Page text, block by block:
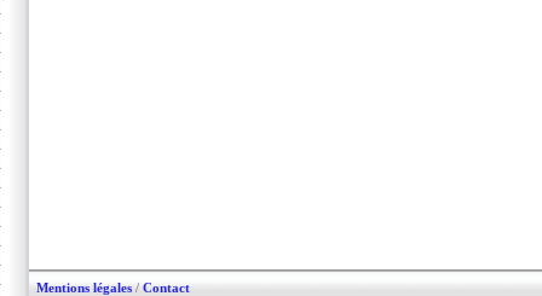
Mentions légales / Contact